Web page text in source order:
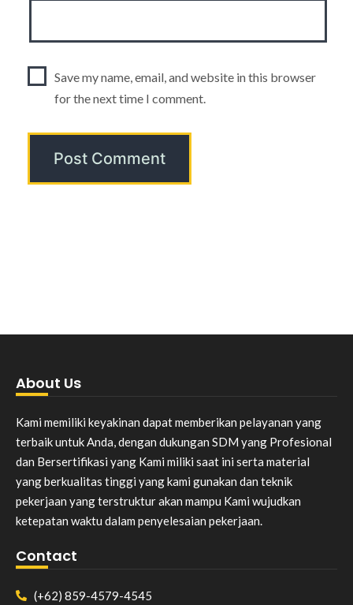
Save my name, email, and website in this browser
for the next time I comment.
About Us
Kami memiliki keyakinan dapat memberikan pelayanan yang
terbaik untuk Anda, dengan dukungan SDM yang Profesional
dan Bersertifikasi yang Kami miliki saat ini serta material
yang berkualitas tinggi yang kami gunakan dan teknik
pekerjaan yang terstruktur akan mampu Kami wujudkan
ketepatan waktu dalam penyelesaian pekerjaan.
Contact
(+62) 859-4579-4545